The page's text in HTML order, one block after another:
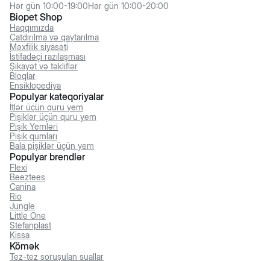
Biopet Shop
Haqqımızda
Çatdırılma və qaytarılma
Məxfilik siyasəti
İstifadəçi razılaşması
Şikayət və təkliflər
Bloqlar
Ensiklopediya
Hər gün 10:00-19:00Hər gün 10:00-20:00
Populyar kateqoriyalar
İtlər üçün quru yem
Pişiklər üçün quru yem
Pişik Yemləri
Pişik qumları
Bala pişiklər üçün yem
Populyar brendlər
Flexi
Beeztees
Canina
Rio
Jungle
Little One
Stefanplast
Kissa
Kömək
Tez-tez soruşulan suallar